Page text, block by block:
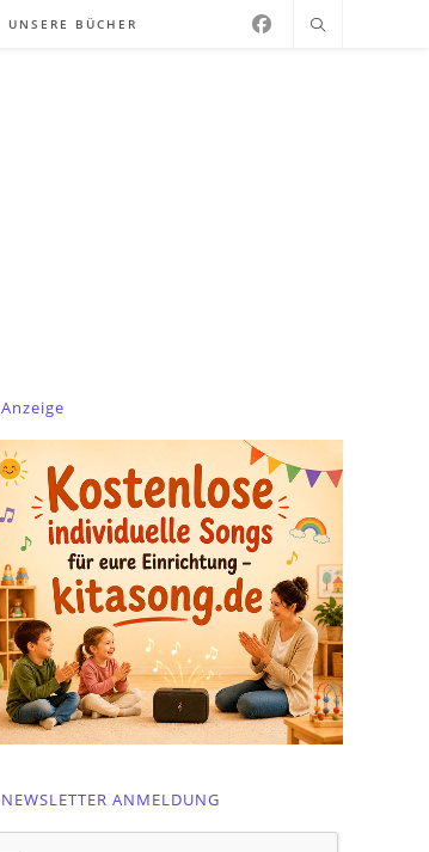
UNSERE BÜCHER
Anzeige
NEWSLETTER ANMELDUNG